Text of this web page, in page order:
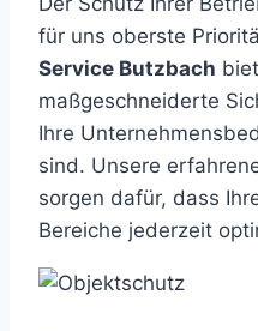
für uns oberste
Service Butzbach
maßgeschneiderte
Ihre
sind. Unsere
sorgen dafür, dass
Bereiche jederzeit